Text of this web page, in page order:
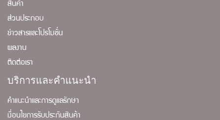
สินค้า
ส่วนประกอบ
ข่าวสารและโปรโมชั่น
ผลงาน
ติดต่อเรา
บริการและคำแนะนำ
คำแนะนำและการดูแลรักษา
เงื่อนไขการรับประกันสินค้า